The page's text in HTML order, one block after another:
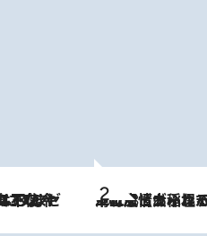
2026.8.5
下町風情あふれる台北屈指の人気エリア・大稲埕でセンスのいい台湾土産《ヴ